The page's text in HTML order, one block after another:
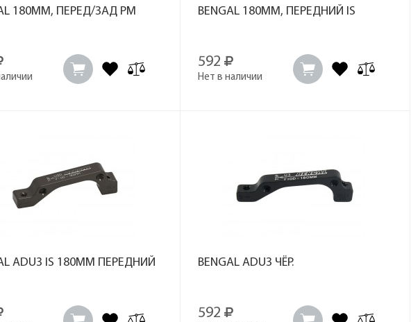
180MM, ПЕРЕД/ЗАД PM BENGAL 180MM, ПЕРЕДНИЙ IS
592
Нет в наличии
ADU3 IS 180ММ ПЕРЕДНИЙ BENGAL ADU3 ЧЁР.
592